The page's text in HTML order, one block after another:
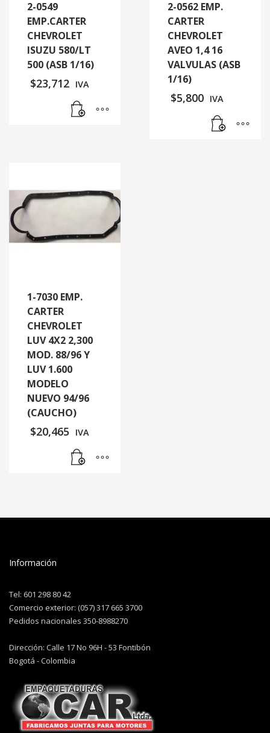
2-0549
EMP.CARTER
CHEVROLET
ISUZU 580/LT
500 (ASB 1/16)
$23,712 IVA
2-0562 EMP.
CARTER
CHEVROLET
AVEO 1,4 16
VALVULAS (ASB
1/16)
$5,800 IVA
1-7030 EMP.
CARTER
CHEVROLET
LUV 4X2 2,300
MOD. 88/96 Y
LUV 1.600
MODELO
NUEVO 94/96
(CAUCHO)
$20,465 IVA
Información
Tel: 601 298 80 42
Comercio exterior: (057) 317 665 3700
Pedidos nacionales 350-8988270
Dirección: Calle 17 No 96H - 53 Fontibón
Bogotá - Colombia